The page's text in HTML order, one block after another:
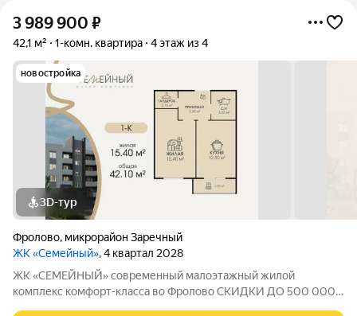
3 989 900 ₽
42,1 м² 1-комн. квартира 4 этаж из 4
новостройка
3D-тур
Фролово, микрорайон Заречный
ЖК «Семейный», 4 квартал 2028
ЖК «СЕМЕЙНЫЙ» современный малоэтажный жилой
комплекс комфорт-класса во Фролово СКИДКИ ДО 500 000